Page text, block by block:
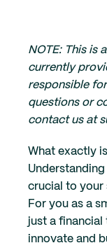
NOTE: This is
currently
responsible
questions or
contact us at
What exactly
Understanding
crucial to your
For you as a
just a
innovate and